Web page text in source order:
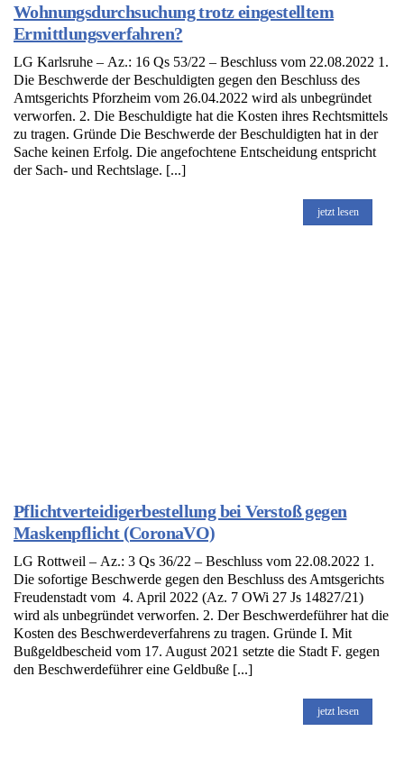
Wohnungsdurchsuchung trotz eingestelltem
Ermittlungsverfahren?
LG Karlsruhe – Az.: 16 Qs 53/22 – Beschluss vom 22.08.2022 1.
Die Beschwerde der Beschuldigten gegen den Beschluss des
Amtsgerichts Pforzheim vom 26.04.2022 wird als unbegründet
verworfen. 2. Die Beschuldigte hat die Kosten ihres Rechtsmittels
zu tragen. Gründe Die Beschwerde der Beschuldigten hat in der
Sache keinen Erfolg. Die angefochtene Entscheidung entspricht
der Sach- und Rechtslage. [...]
jetzt lesen
Pflichtverteidigerbestellung bei Verstoß gegen
Maskenpflicht (CoronaVO)
LG Rottweil – Az.: 3 Qs 36/22 – Beschluss vom 22.08.2022 1.
Die sofortige Beschwerde gegen den Beschluss des Amtsgerichts
Freudenstadt vom 4. April 2022 (Az. 7 OWi 27 Js 14827/21)
wird als unbegründet verworfen. 2. Der Beschwerdeführer hat die
Kosten des Beschwerdeverfahrens zu tragen. Gründe I. Mit
Bußgeldbescheid vom 17. August 2021 setzte die Stadt F. gegen
den Beschwerdeführer eine Geldbuße [...]
jetzt lesen